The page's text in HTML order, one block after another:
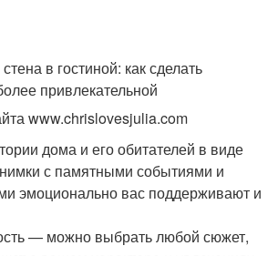
www.chrislovesjulia.com
дома и его обитателей в виде
с памятными событиями и
эмоционально вас поддерживают и
— можно выбрать любой сюжет,